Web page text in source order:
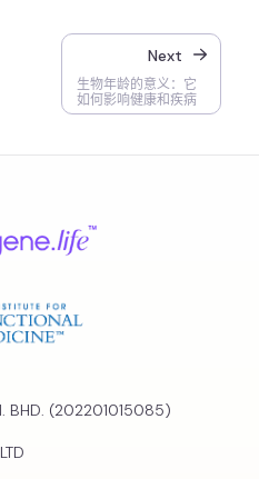
Next
生物年龄的意义：它
如何影响健康和疾病
BHD. (202201015085)